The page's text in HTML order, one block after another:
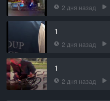
2 дня назад
1
2 дня назад
1
2 дня назад